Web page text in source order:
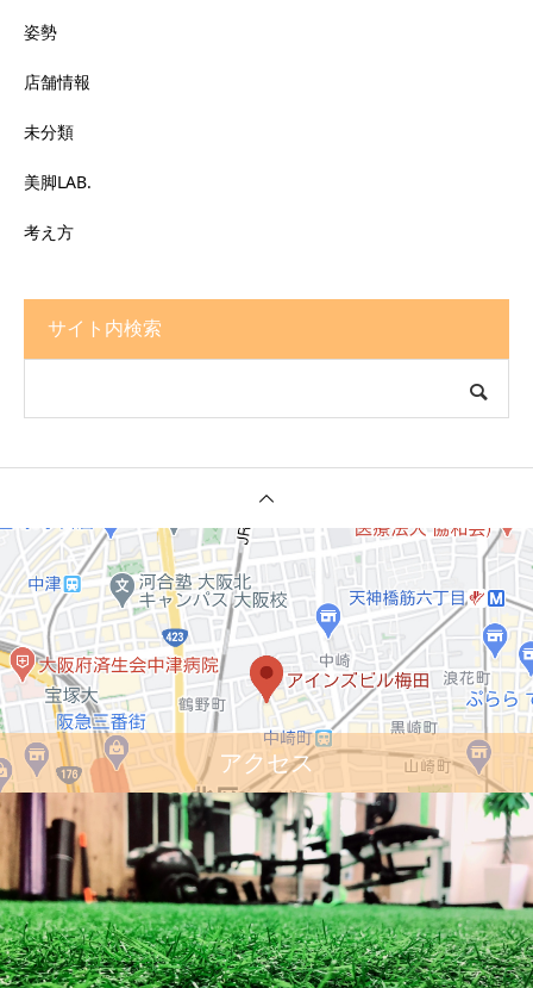
姿勢
店舗情報
未分類
美脚LAB.
考え方
サイト内検索
アクセス